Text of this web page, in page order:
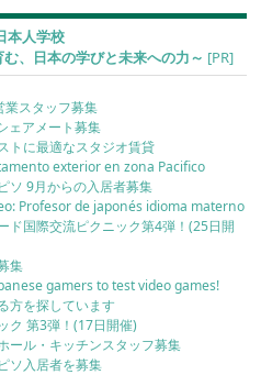
本人学校
、日本の学びと未来への力～ [PR]
業スタッフ募集
ェアメート募集
トに最適なスタジオ賃貸
exterior en zona Pacifico
ソ 9月からの入居者募集
Profesor de japonés idioma materno
ド国際交流ピクニック第4弾！(25日開
集
gamers to test video games!
方を探しています
ク 第3弾！(17日開催)
ール・キッチンスタッフ募集
ソ入居者を募集